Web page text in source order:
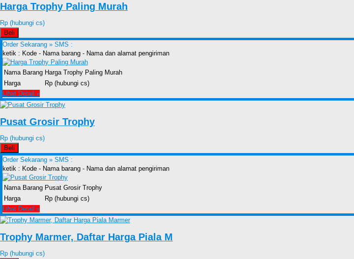
Harga Trophy Paling Murah
Rp (hubungi cs)
Beli
Order Sekarang » SMS :
ketik : Kode - Nama barang - Nama dan alamat pengiriman
Nama Barang Harga Trophy Paling Murah
Harga
Rp (hubungi cs)
Lihat Detail »
Pusat Grosir Trophy
Rp (hubungi cs)
Beli
Order Sekarang » SMS :
ketik : Kode - Nama barang - Nama dan alamat pengiriman
Nama Barang Pusat Grosir Trophy
Harga
Rp (hubungi cs)
Lihat Detail »
Trophy Marmer, Daftar Harga Piala M
Rp (hubungi cs)